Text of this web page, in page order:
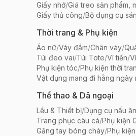
Giấy nhớ/Giá treo sản phẩm,
Giấy thủ công/Bộ dụng cụ
Thời trang & Phụ kiện
Áo nữ/Váy đầm/Chân váy/
Túi đeo vai/Túi Tote/Ví tiền/
Phụ kiện tóc/Phụ kiện thời
Vật dụng mang đi hằng ngày
Thể thao & Dã ngoại
Lều & Thiết bị/Dụng cụ nấu
Trang phục câu cá/Phụ kiện
Găng tay bóng chày/Phụ